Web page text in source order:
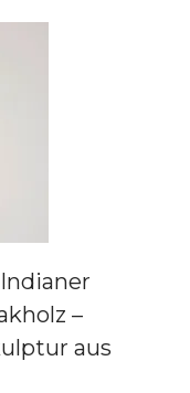
–
aus